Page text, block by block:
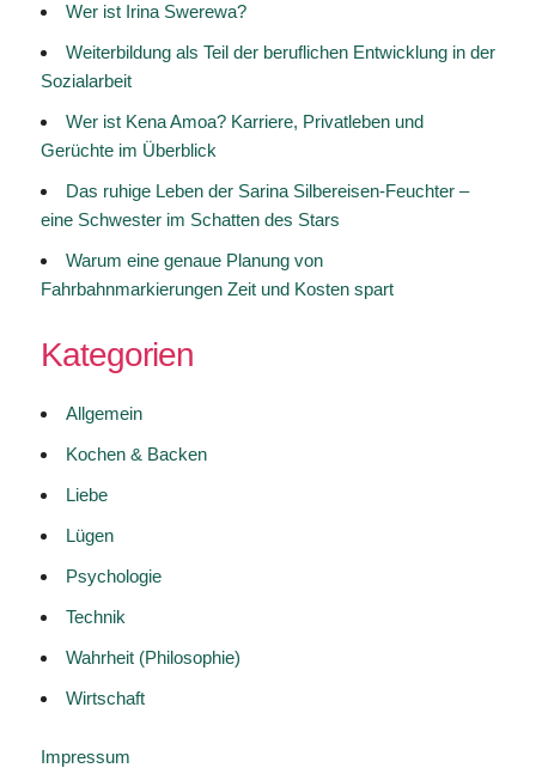
Wer ist Irina Swerewa?
Weiterbildung als Teil der beruflichen Entwicklung in der
Sozialarbeit
Wer ist Kena Amoa? Karriere, Privatleben und
Gerüchte im Überblick
Das ruhige Leben der Sarina Silbereisen-Feuchter –
eine Schwester im Schatten des Stars
Warum eine genaue Planung von
Fahrbahnmarkierungen Zeit und Kosten spart
Kategorien
Allgemein
Kochen & Backen
Liebe
Lügen
Psychologie
Technik
Wahrheit (Philosophie)
Wirtschaft
Impressum